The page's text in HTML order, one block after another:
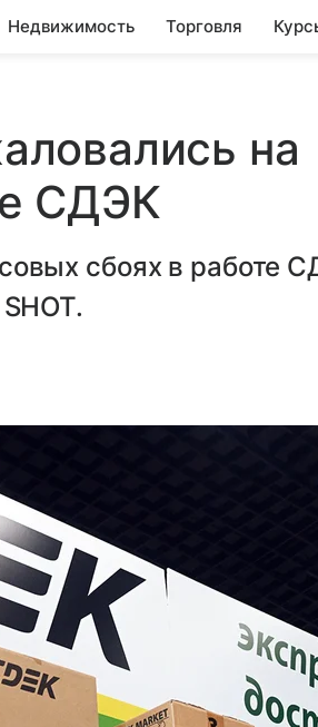
Недвижимость Торговля
на
СДЭК
сбоях в работе